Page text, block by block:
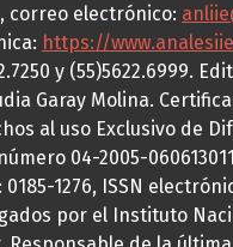
correo electrónico:
https://
y (55)5622.6999.
Garay Molina.
al uso Exclusivo de
04-2005-
1276, ISSN
por el Instituto